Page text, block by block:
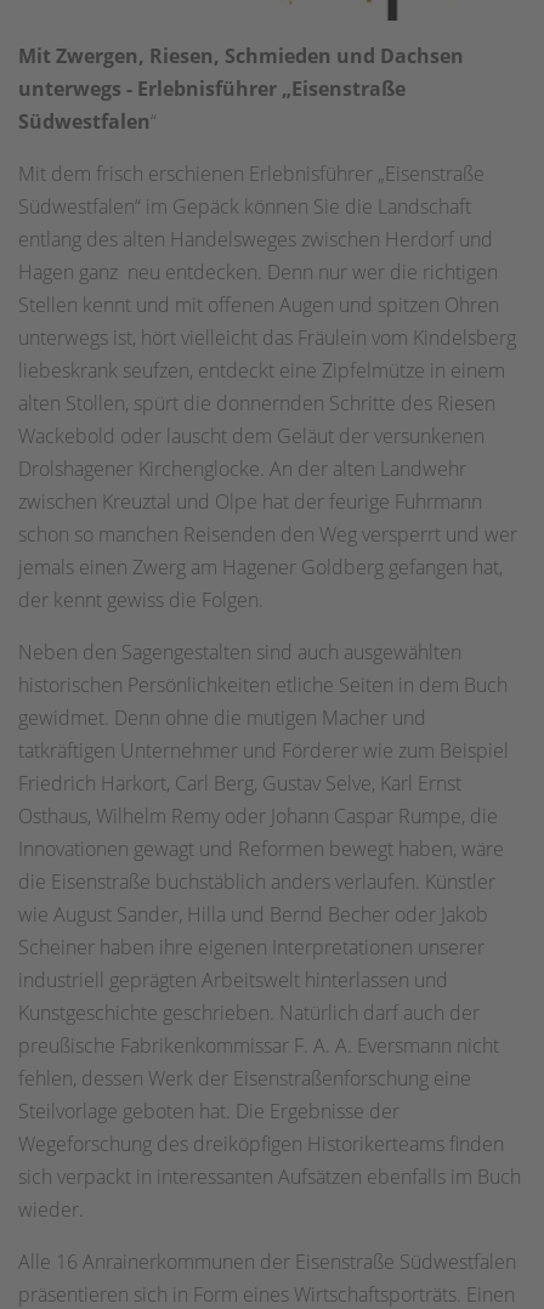
Mit Zwergen, Riesen, Schmieden und Dachsen
unterwegs - Erlebnisführer „Eisenstraße
Südwestfalen“
Mit dem frisch erschienen Erlebnisführer „Eisenstraße
Südwestfalen“ im Gepäck können Sie die Landschaft
entlang des alten Handelsweges zwischen Herdorf und
Hagen ganz neu entdecken. Denn nur wer die richtigen
Stellen kennt und mit offenen Augen und spitzen Ohren
unterwegs ist, hört vielleicht das Fräulein vom Kindelsberg
liebeskrank seufzen, entdeckt eine Zipfelmütze in einem
alten Stollen, spürt die donnernden Schritte des Riesen
Wackebold oder lauscht dem Geläut der versunkenen
Drolshagener Kirchenglocke. An der alten Landwehr
zwischen Kreuztal und Olpe hat der feurige Fuhrmann
schon so manchen Reisenden den Weg versperrt und wer
jemals einen Zwerg am Hagener Goldberg gefangen hat,
der kennt gewiss die Folgen.
Neben den Sagengestalten sind auch ausgewählten
historischen Persönlichkeiten etliche Seiten in dem Buch
gewidmet. Denn ohne die mutigen Macher und
tatkräftigen Unternehmer und Förderer wie zum Beispiel
Friedrich Harkort, Carl Berg, Gustav Selve, Karl Ernst
Osthaus, Wilhelm Remy oder Johann Caspar Rumpe, die
Innovationen gewagt und Reformen bewegt haben, wäre
die Eisenstraße buchstäblich anders verlaufen. Künstler
wie August Sander, Hilla und Bernd Becher oder Jakob
Scheiner haben ihre eigenen Interpretationen unserer
industriell geprägten Arbeitswelt hinterlassen und
Kunstgeschichte geschrieben. Natürlich darf auch der
preußische Fabrikenkommissar F. A. A. Eversmann nicht
fehlen, dessen Werk der Eisenstraßenforschung eine
Steilvorlage geboten hat. Die Ergebnisse der
Wegeforschung des dreiköpfigen Historikerteams finden
sich verpackt in interessanten Aufsätzen ebenfalls im Buch
wieder.
Alle 16 Anrainerkommunen der Eisenstraße Südwestfalen
präsentieren sich in Form eines Wirtschaftsporträts. Einen